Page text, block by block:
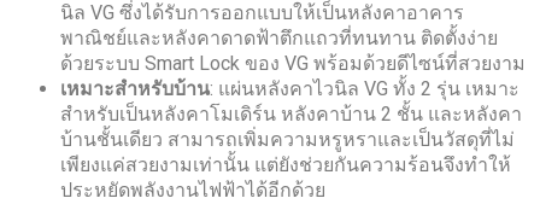
นิล VG ซึ่งได้รับการออกแบบให้เป็นหลังคาอาคาร
พาณิชย์และหลังคาดาดฟ้าตึกแถวที่ทนทาน ติดตั้งง่าย
ด้วยระบบ Smart Lock ของ VG พร้อมด้วยดีไซน์ที่สวยงาม
เหมาะสำหรับบ้าน: แผ่นหลังคาไวนิล VG ทั้ง 2 รุ่น เหมาะ
สำหรับเป็นหลังคาโมเดิร์น หลังคาบ้าน 2 ชั้น และหลังคา
บ้านชั้นเดียว สามารถเพิ่มความหรูหราและเป็นวัสดุที่ไม่
เพียงแค่สวยงามเท่านั้น แต่ยังช่วยกันความร้อนจึงทำให้
ประหยัดพลังงานไฟฟ้าได้อีกด้วย